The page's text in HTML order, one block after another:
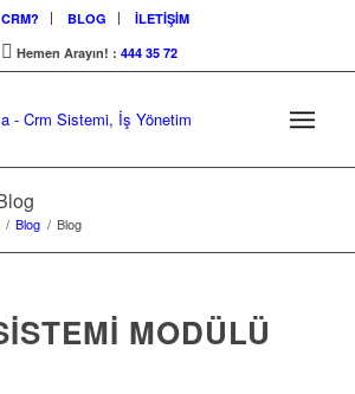
CRM? BLOG
İLETİŞİM
Hemen Arayın! :444 35 72
/ Blog / Blog
MODÜLÜ